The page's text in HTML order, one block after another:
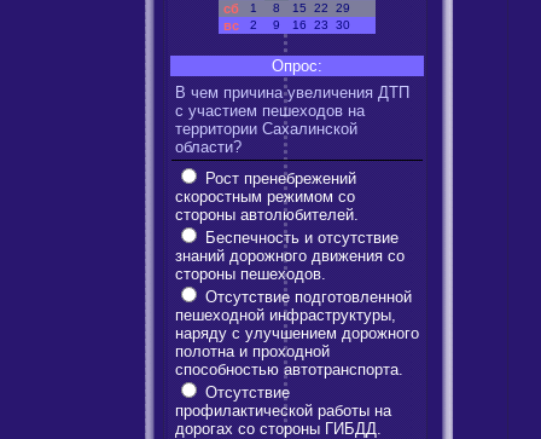
сб 1 8 15 22 29
вс 2 9 16 23 30
Опрос:
В чем причина увеличения ДТП
с участием пешеходов на
территории Сахалинской
области?
Рост пренебрежений
скоростным режимом со
стороны автолюбителей.
Беспечность и отсутствие
знаний дорожного движения со
стороны пешеходов.
Отсутствие подготовленной
пешеходной инфраструктуры,
наряду с улучшением дорожного
полотна и проходной
способностью автотранспорта.
Отсутствие
профилактической работы на
дорогах со стороны ГИБДД.